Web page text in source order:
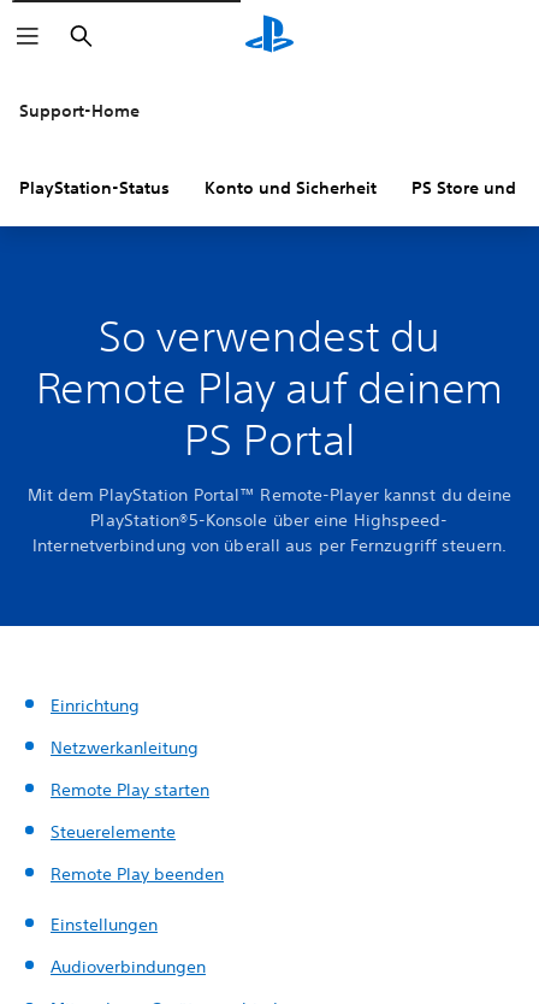
Suchen
Support-Home
PlayStation-Status Konto und Sicherheit PS Store und
So verwendest du
Remote Play auf deinem
PS Portal
Mit dem PlayStation Portal™ Remote-Player kannst du deine
PlayStation®5-Konsole über eine Highspeed-
Internetverbindung von überall aus per Fernzugriff steuern.
Einrichtung
Netzwerkanleitung
Remote Play starten
Steuerelemente
Remote Play beenden
Einstellungen
Audioverbindungen